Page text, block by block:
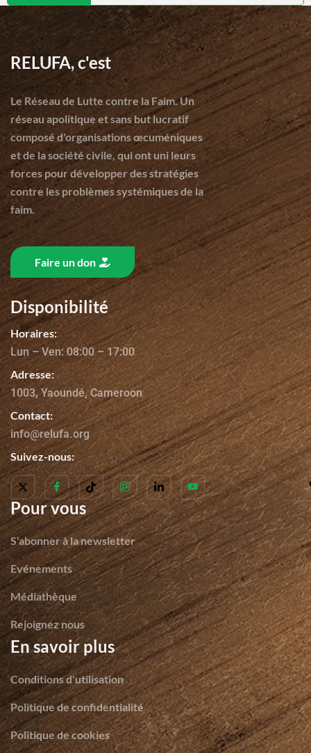
RELUFA, c'est
Le Réseau de Lutte contre la Faim. Un
réseau apolitique et sans but lucratif
composé d'organisations œcuméniques
et de la société civile, qui ont uni leurs
forces pour développer des stratégies
contre les problèmes systémiques de la
faim.
Faire un don
Disponibilité
Horaires:
Lun – Ven: 08:00 – 17:00
Adresse:
1003, Yaoundé, Cameroon
Contact:
info@relufa.org
Suivez-nous:
Pour vous
S'abonner à la newsletter
Evénements
Médiathèque
Rejoignez nous
En savoir plus
Conditions d'utilisation
Politique de confidentialité
Politique de cookies